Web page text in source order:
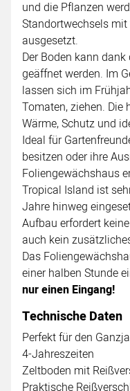
und die Pflanzen
Standortwechsels
ausgesetzt.
Der Boden kann
geäffnet werden. Im
lassen sich im
Tomaten, ziehen. Die
Wärme, Schutz und
Ideal für
besitzen oder ihre
Foliengewächshaus
Tropical Island ist
Jahre hinweg
Aufbau erfordert
auch kein
Das
einer halben Stunde
nur einen Eingang!
Technische Daten
Perfekt für den
4-Jahreszeiten
Zeltboden mit
Praktische